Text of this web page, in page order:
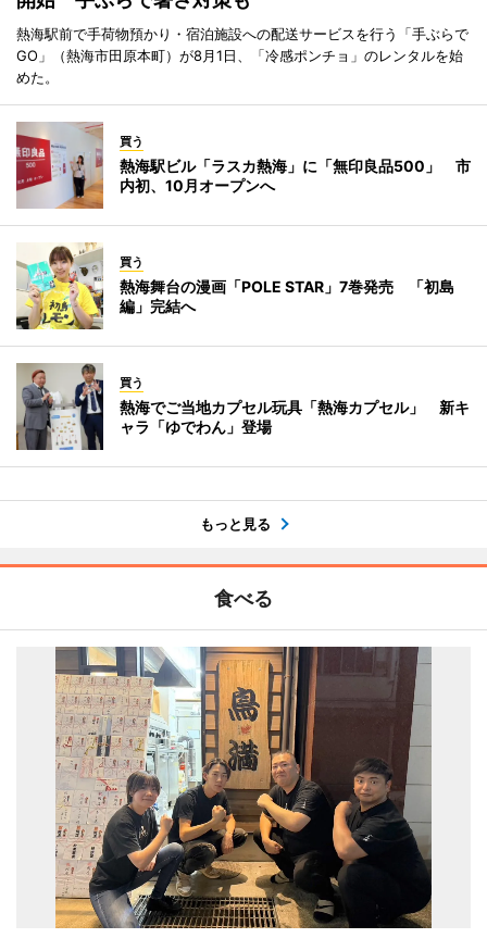
熱海駅前で手荷物預かり・宿泊施設への配送サービスを行う「手ぶらで
GO」（熱海市田原本町）が8月1日、「冷感ポンチョ」のレンタルを始
めた。
買う
熱海駅ビル「ラスカ熱海」に「無印良品500」 市
内初、10月オープンへ
買う
熱海舞台の漫画「POLE STAR」7巻発売 「初島
編」完結へ
買う
熱海でご当地カプセル玩具「熱海カプセル」 新キ
ャラ「ゆでわん」登場
もっと見る
食べる